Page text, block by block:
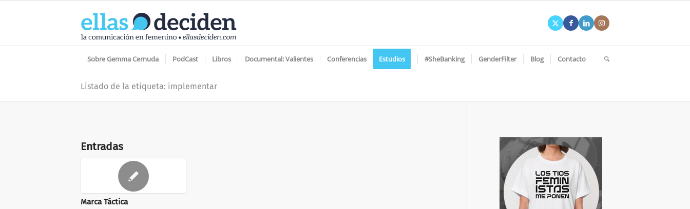
Sobre Gemma Cernuda PodCast Libros Documental: Valientes Conferencias Estudios #SheBanking GenderFilter Blog Contacto
Listado de la etiqueta: implementar
Entradas
Marca Táctica